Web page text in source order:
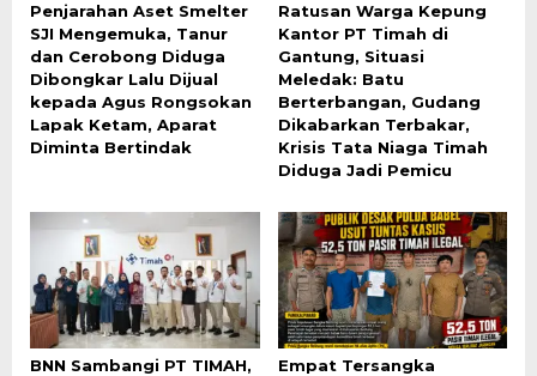
Penjarahan Aset Smelter
SJI Mengemuka, Tanur
dan Cerobong Diduga
Dibongkar Lalu Dijual
kepada Agus Rongsokan
Lapak Ketam, Aparat
Diminta Bertindak
Ratusan Warga Kepung
Kantor PT Timah di
Gantung, Situasi
Meledak: Batu
Berterbangan, Gudang
Dikabarkan Terbakar,
Krisis Tata Niaga Timah
Diduga Jadi Pemicu
BNN Sambangi PT TIMAH,
Empat Tersangka